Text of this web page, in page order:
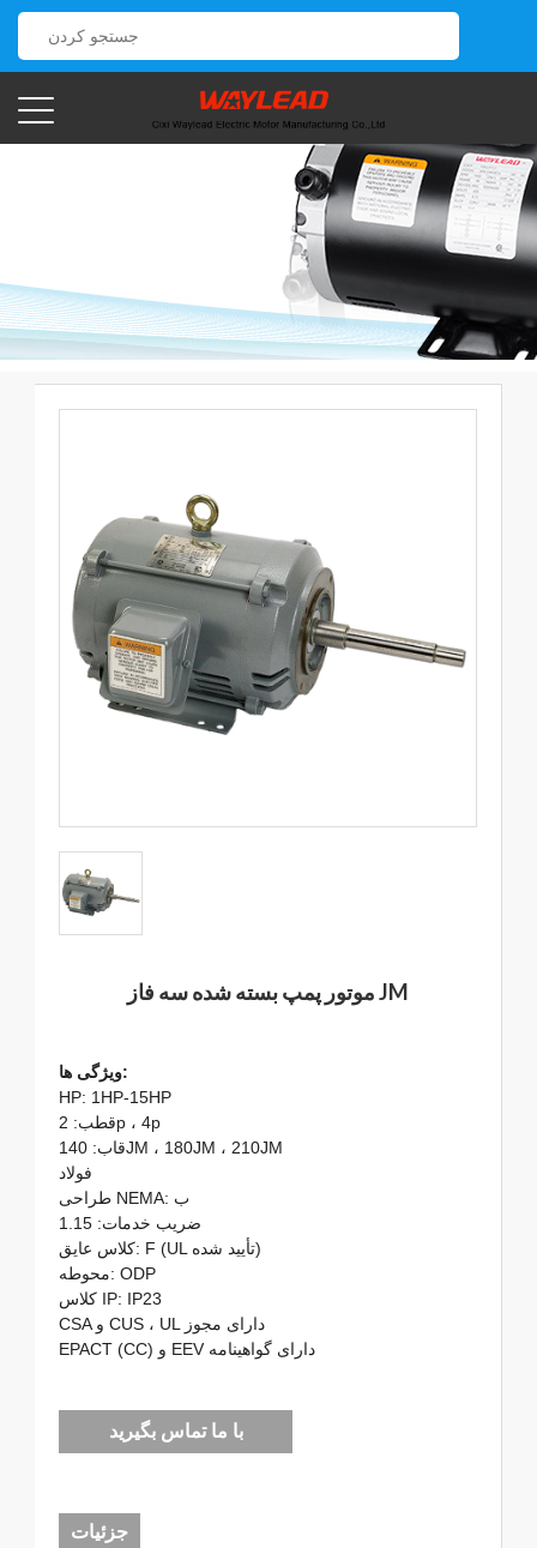
موتور پمپ بسته شده سه فاز JM
ویژگی ها:
HP: 1HP-15HP
قطب: 2p ، 4p
قاب: 140JM ، 180JM ، 210JM
فولاد
طراحی NEMA: ب
ضریب خدمات: 1.15
کلاس عایق: F (UL تأیید شده)
محوطه: ODP
کلاس IP: IP23
CSA و CUS ، UL دارای مجوز
EPACT (CC) و EEV دارای گواهینامه
با ما تماس بگیرید
جزئیات